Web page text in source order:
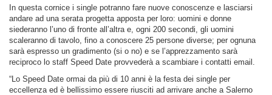
In questa cornice i single potranno fare nuove conoscenze e lasciarsi
andare ad una serata progetta apposta per loro: uomini e donne
siederanno l’uno di fronte all’altra e, ogni 200 secondi, gli uomini
scaleranno di tavolo, fino a conoscere 25 persone diverse; per ognuna
sarà espresso un gradimento (si o no) e se l’apprezzamento sarà
reciproco lo staff Speed Date provvederà a scambiare i contatti email.
“Lo Speed Date ormai da più di 10 anni è la festa dei single per
eccellenza ed è bellissimo essere riusciti ad arrivare anche a Salerno